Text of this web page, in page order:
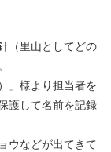
（里山としてどの
」様より担当者を
護して名前を記録
ウなどが出てきて